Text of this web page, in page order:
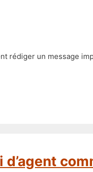
rédiger un message
d’agent